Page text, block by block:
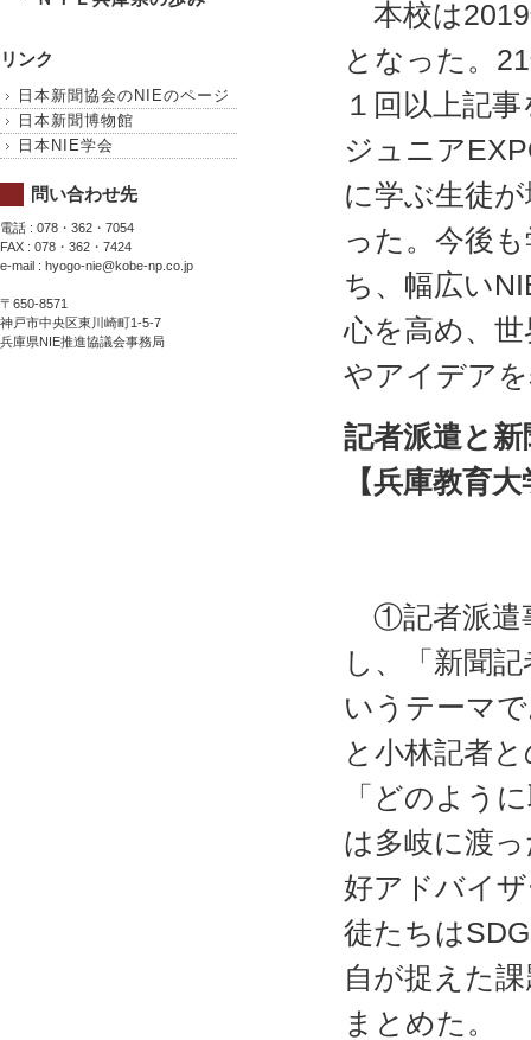
リンク
日本新聞協会のNIEのページ
日本新聞博物館
日本NIE学会
問い合わせ先
電話 : 078・362・7054
FAX : 078・362・7424
e-mail : hyogo-nie@kobe-np.co.jp
〒650-8571
神戸市中央区東川崎町1-5-7
兵庫県NIE推進協議会事務局
本校は2019
となった。
１回以上記
ジュニア
に学ぶ生徒
った。今後
ち、幅広い
心を高め、
やアイデア
記者派遣と
【兵庫教育
①記者派遣
し、「新聞
いうテーマ
と小林記者
「どのよう
は多岐に渡
好アドバイ
徒たちは
自が捉えた
まとめた。